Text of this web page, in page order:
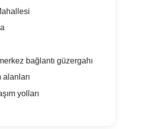
bağlantı güzergahı
yolları